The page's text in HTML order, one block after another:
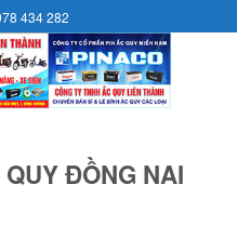
434 282
ĐỒNG NAI